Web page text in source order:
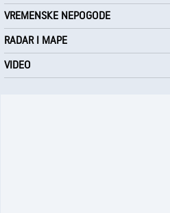
VREMENSKE NEPOGODE
RADAR I MAPE
VIDEO